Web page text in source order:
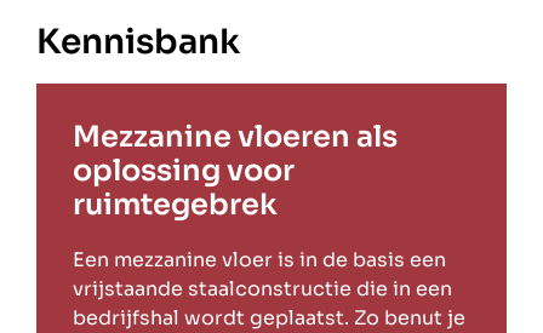
Kennisbank
Mezzanine vloeren als
oplossing voor
ruimtegebrek
Een mezzanine vloer is in de basis een
vrijstaande staalconstructie die in een
bedrijfshal wordt geplaatst. Zo benut je